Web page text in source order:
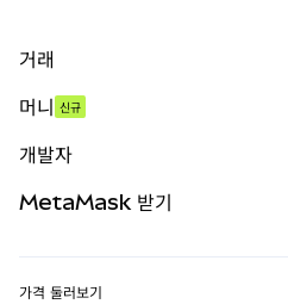
거래
무기한 선물
실물자산
머니 신규
개발자
MetaMask 받기
가격 둘러보기